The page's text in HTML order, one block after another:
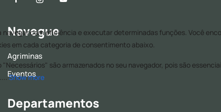
Navegue
Agriminas
Eventos
Departamentos